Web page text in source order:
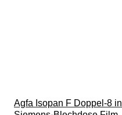
Agfa Isopan F Doppel-8 in